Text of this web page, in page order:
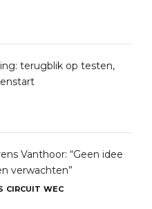
terugblik op testen,
Vanthoor: “Geen idee
verwachten”
CIRCUIT WEC